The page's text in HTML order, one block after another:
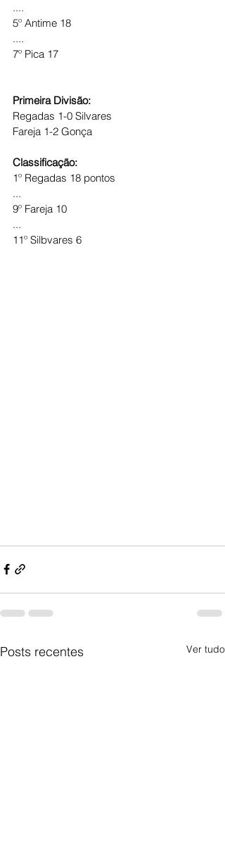
....
5º Antime 18
....
7º Pica 17
Primeira Divisão:
Regadas 1-0 Silvares
Fareja 1-2 Gonça
Classificação:
1º Regadas 18 pontos
...
9º Fareja 10
...
11º Silbvares 6
Posts recentes Ver tudo